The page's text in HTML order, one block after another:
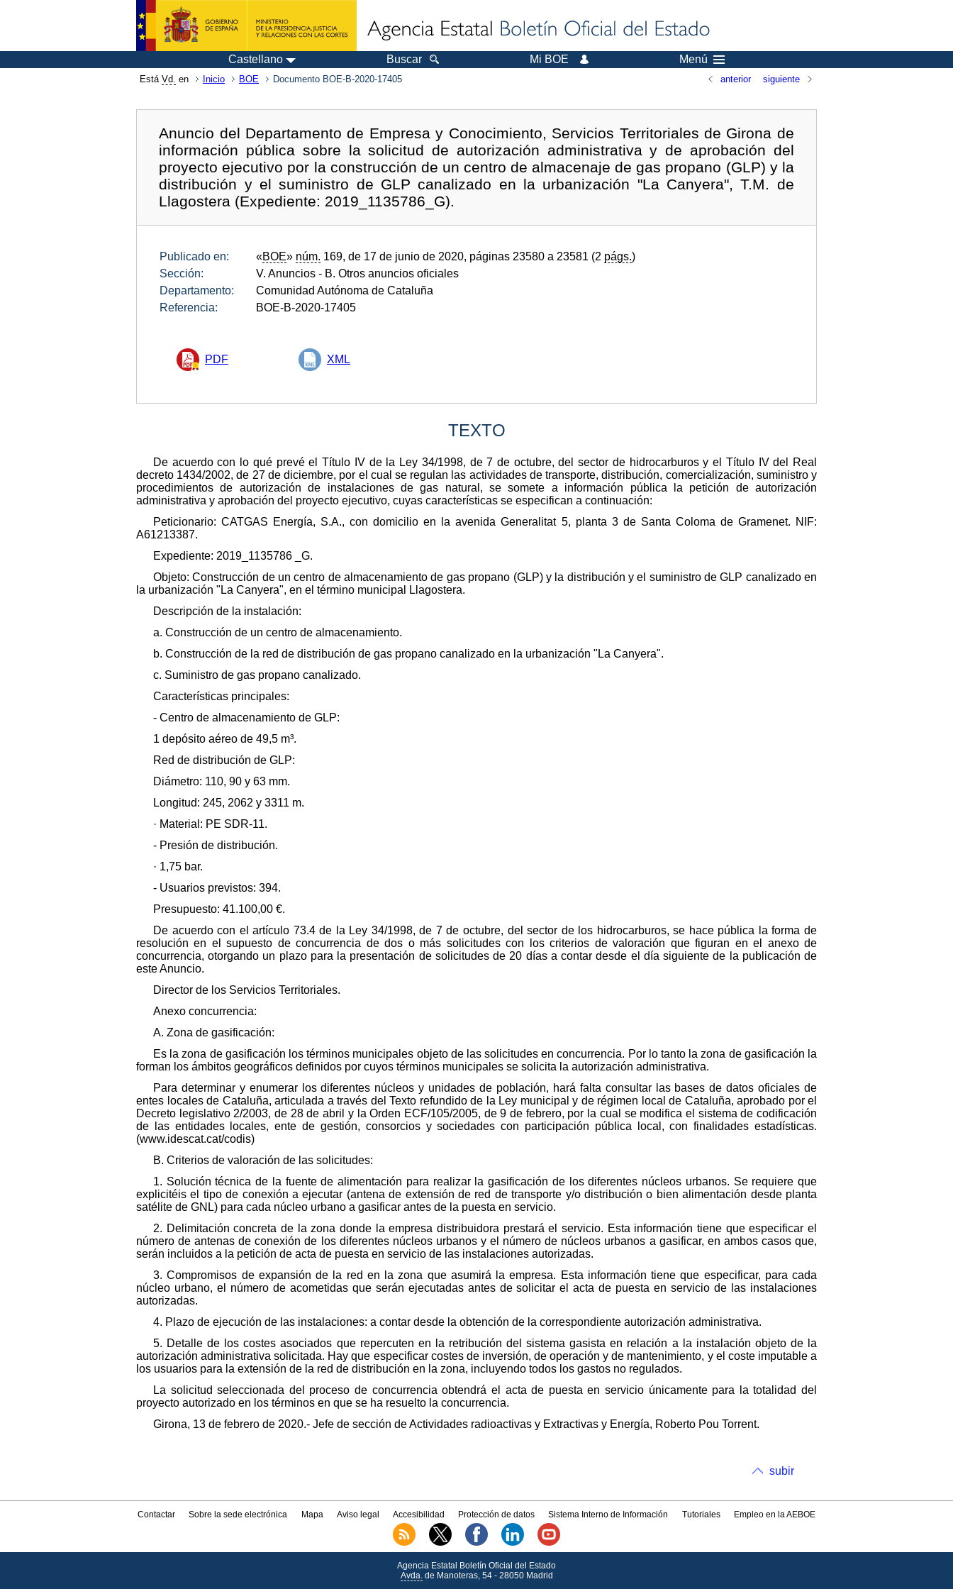
Castellano Buscar Mi BOE Menú
Está Vd. en Inicio BOE Documento BOE-B-2020-17405 anterior siguiente
Anuncio del Departamento de Empresa y Conocimiento, Servicios Territoriales de Girona de
información pública sobre la solicitud de autorización administrativa y de aprobación del
proyecto ejecutivo por la construcción de un centro de almacenaje de gas propano (GLP) y la
distribución y el suministro de GLP canalizado en la urbanización "La Canyera", T.M. de
Llagostera (Expediente: 2019_1135786_G).
Publicado en: «BOE» núm. 169, de 17 de junio de 2020, páginas 23580 a 23581 (2 págs.)
Sección:
V. Anuncios - B. Otros anuncios oficiales
Departamento:
Comunidad Autónoma de Cataluña
Referencia:
BOE-B-2020-17405
PDF XML
TEXTO
De acuerdo con lo qué prevé el Título IV de la Ley 34/1998, de 7 de octubre, del sector de hidrocarburos y el Título IV del Real
decreto 1434/2002, de 27 de diciembre, por el cual se regulan las actividades de transporte, distribución, comercialización, suministro y
procedimientos de autorización de instalaciones de gas natural, se somete a información pública la petición de autorización
administrativa y aprobación del proyecto ejecutivo, cuyas características se especifican a continuación:
Peticionario: CATGAS Energía, S.A., con domicilio en la avenida Generalitat 5, planta 3 de Santa Coloma de Gramenet. NIF:
A61213387.
Expediente: 2019_1135786 _G.
Objeto: Construcción de un centro de almacenamiento de gas propano (GLP) y la distribución y el suministro de GLP canalizado en
la urbanización "La Canyera", en el término municipal Llagostera.
Descripción de la instalación:
a. Construcción de un centro de almacenamiento.
b. Construcción de la red de distribución de gas propano canalizado en la urbanización "La Canyera".
c. Suministro de gas propano canalizado.
Características principales:
- Centro de almacenamiento de GLP:
1 depósito aéreo de 49,5 m³.
Red de distribución de GLP:
Diámetro: 110, 90 y 63 mm.
Longitud: 245, 2062 y 3311 m.
· Material: PE SDR-11.
- Presión de distribución.
· 1,75 bar.
- Usuarios previstos: 394.
Presupuesto: 41.100,00 €.
De acuerdo con el artículo 73.4 de la Ley 34/1998, de 7 de octubre, del sector de los hidrocarburos, se hace pública la forma de
resolución en el supuesto de concurrencia de dos o más solicitudes con los criterios de valoración que figuran en el anexo de
concurrencia, otorgando un plazo para la presentación de solicitudes de 20 días a contar desde el día siguiente de la publicación de
este Anuncio.
Director de los Servicios Territoriales.
Anexo concurrencia:
A. Zona de gasificación:
Es la zona de gasificación los términos municipales objeto de las solicitudes en concurrencia. Por lo tanto la zona de gasificación la
forman los ámbitos geográficos definidos por cuyos términos municipales se solicita la autorización administrativa.
Para determinar y enumerar los diferentes núcleos y unidades de población, hará falta consultar las bases de datos oficiales de
entes locales de Cataluña, articulada a través del Texto refundido de la Ley municipal y de régimen local de Cataluña, aprobado por el
Decreto legislativo 2/2003, de 28 de abril y la Orden ECF/105/2005, de 9 de febrero, por la cual se modifica el sistema de codificación
de las entidades locales, ente de gestión, consorcios y sociedades con participación pública local, con finalidades estadísticas.
(www.idescat.cat/codis)
B. Criterios de valoración de las solicitudes:
1. Solución técnica de la fuente de alimentación para realizar la gasificación de los diferentes núcleos urbanos. Se requiere que
explicitéis el tipo de conexión a ejecutar (antena de extensión de red de transporte y/o distribución o bien alimentación desde planta
satélite de GNL) para cada núcleo urbano a gasificar antes de la puesta en servicio.
2. Delimitación concreta de la zona donde la empresa distribuidora prestará el servicio. Esta información tiene que especificar el
número de antenas de conexión de los diferentes núcleos urbanos y el número de núcleos urbanos a gasificar, en ambos casos que,
serán incluidos a la petición de acta de puesta en servicio de las instalaciones autorizadas.
3. Compromisos de expansión de la red en la zona que asumirá la empresa. Esta información tiene que especificar, para cada
núcleo urbano, el número de acometidas que serán ejecutadas antes de solicitar el acta de puesta en servicio de las instalaciones
autorizadas.
4. Plazo de ejecución de las instalaciones: a contar desde la obtención de la correspondiente autorización administrativa.
5. Detalle de los costes asociados que repercuten en la retribución del sistema gasista en relación a la instalación objeto de la
autorización administrativa solicitada. Hay que especificar costes de inversión, de operación y de mantenimiento, y el coste imputable a
los usuarios para la extensión de la red de distribución en la zona, incluyendo todos los gastos no regulados.
La solicitud seleccionada del proceso de concurrencia obtendrá el acta de puesta en servicio únicamente para la totalidad del
proyecto autorizado en los términos en que se ha resuelto la concurrencia.
Girona, 13 de febrero de 2020.- Jefe de sección de Actividades radioactivas y Extractivas y Energía, Roberto Pou Torrent.
subir
Contactar Sobre la sede electrónica Mapa Aviso legal Accesibilidad Protección de datos Sistema Interno de Información Tutoriales Empleo en la AEBOE
Agencia Estatal Boletín Oficial del Estado
Avda.de Manoteras, 54 - 28050 Madrid